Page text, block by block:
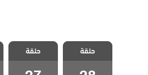
مسلسل عزيز
الحلقة 28
والاخيرة
حلقة
مسلسل عزيز
الحلقة 27
حلقة